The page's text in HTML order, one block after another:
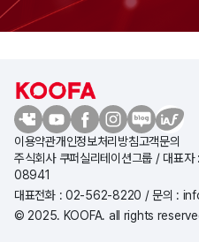
이용약관개인정보처리방침고객문의
주식회사 쿠퍼실리테이션그룹 / 대표
08941
대표전화 : 02-562-8220 / 문의 :
© 2025. KOOFA. all rights